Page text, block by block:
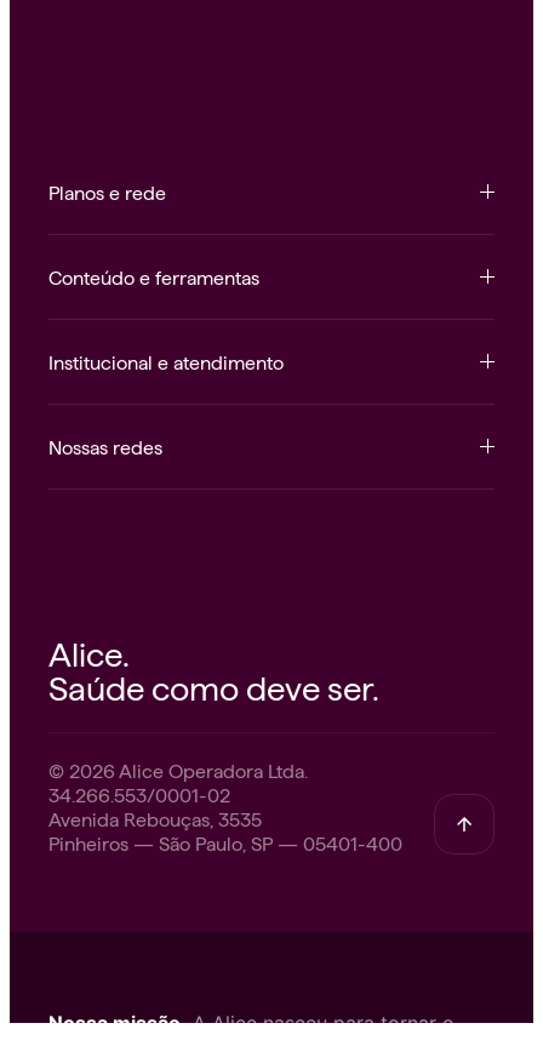
Planos e rede
Conteúdo e ferramentas
Institucional e atendimento
Nossas redes
Alice.
Saúde como deve ser.
© 2026 Alice Operadora Ltda.
34.266.553/0001-02
Avenida Rebouças, 3535
Pinheiros — São Paulo, SP — 05401-400
Nossa missão.A Alice nasceu para tornar o